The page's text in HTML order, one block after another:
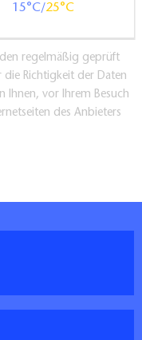
15 25
regelmäßig geprüft
Richtigkeit der Daten
Ihnen, vor Ihrem Besuch
des Anbieters